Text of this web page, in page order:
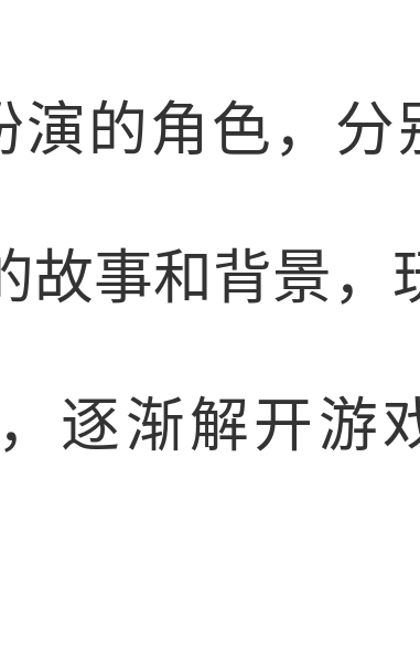
演的角色，分
故事和背景，
逐渐解开游